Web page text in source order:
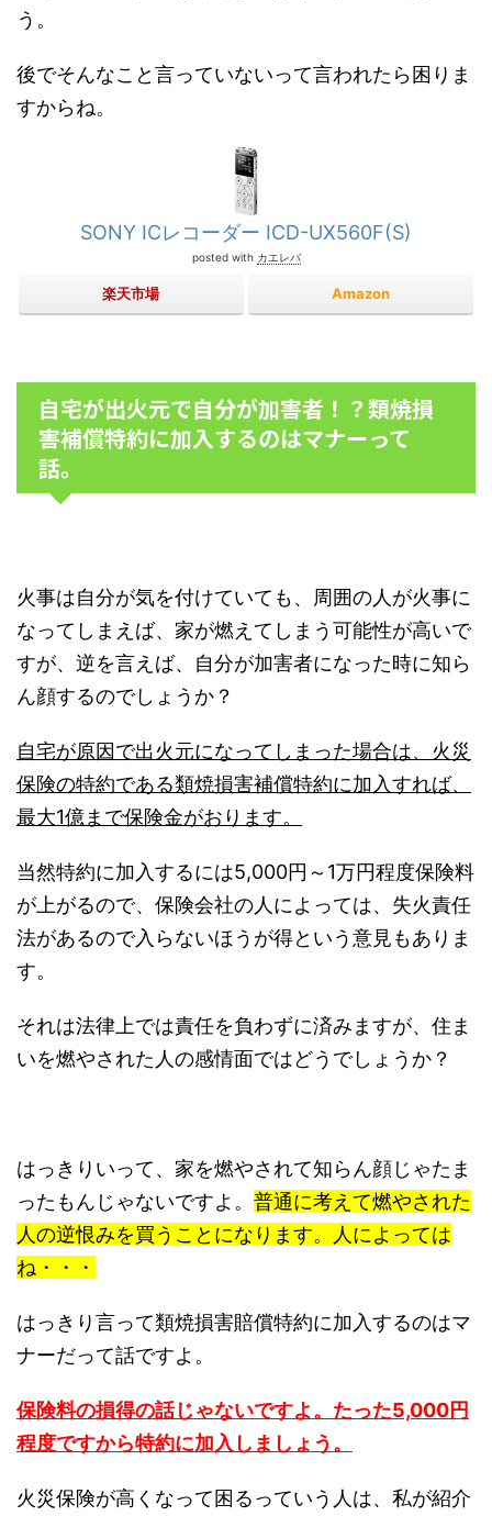
う。
後でそんなこと言っていないって言われたら困りま
すからね。
SONY ICレコーダー ICD-UX560F(S)
posted with カエレバ
楽天市場 Amazon
自宅が出火元で自分が加害者！？類焼損
害補償特約に加入するのはマナーって
話。
火事は自分が気を付けていても、周囲の人が火事に
なってしまえば、家が燃えてしまう可能性が高いで
すが、逆を言えば、自分が加害者になった時に知ら
ん顔するのでしょうか？
自宅が原因で出火元になってしまった場合は、火災
保険の特約である類焼損害補償特約に加入すれば、
最大1億まで保険金がおります。
当然特約に加入するには5,000円～1万円程度保険料
が上がるので、保険会社の人によっては、失火責任
法があるので入らないほうが得という意見もありま
す。
それは法律上では責任を負わずに済みますが、住ま
いを燃やされた人の感情面ではどうでしょうか？
はっきりいって、家を燃やされて知らん顔じゃたま
ったもんじゃないですよ。 普通に考えて燃やされた
人の逆恨みを買うことになります。人によっては
ね・・・
はっきり言って類焼損害賠償特約に加入するのはマ
ナーだって話ですよ。
保険料の損得の話じゃないですよ。たった5,000円
程度ですから特約に加入しましょう。
火災保険が高くなって困るっていう人は、私が紹介